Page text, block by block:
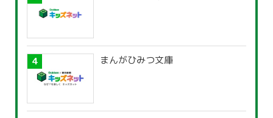
まんがひみつ文庫